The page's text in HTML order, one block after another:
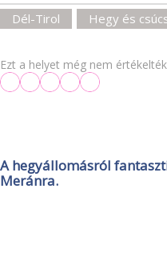
Dél-Tirol Hegy és
Ezt a helyet még nem
A hegyállomásról
Meránra.